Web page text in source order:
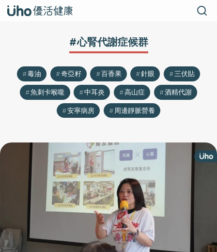
#心腎代謝症候群
毒油 奇亞籽 百香果 針眼
三伏貼
魚刺卡喉嚨
中耳炎 高山症
酒精代謝
安寧病房
周邊靜脈營養